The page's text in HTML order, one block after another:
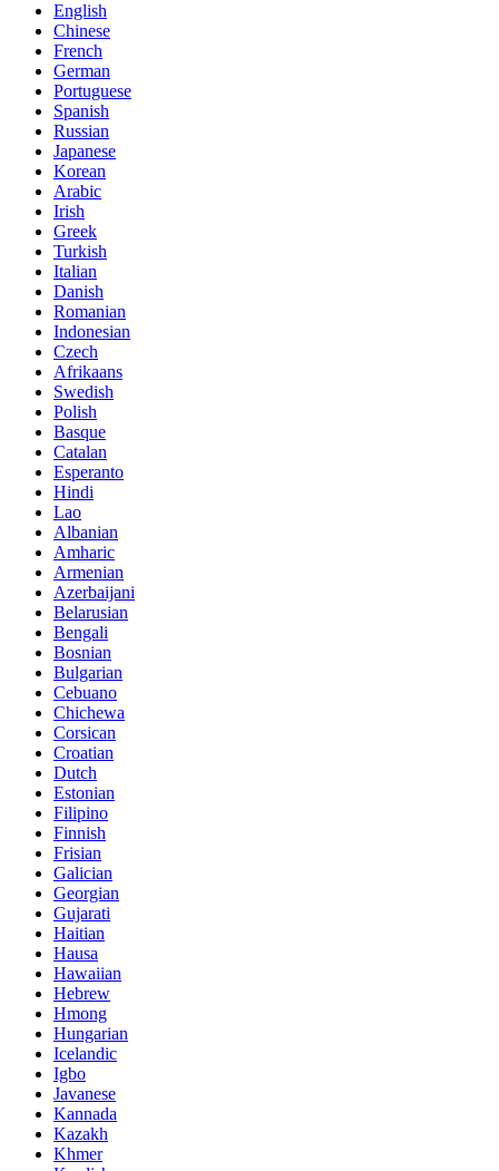
English
Chinese
French
German
Portuguese
Spanish
Russian
Japanese
Korean
Arabic
Irish
Greek
Turkish
Italian
Danish
Romanian
Indonesian
Czech
Afrikaans
Swedish
Polish
Basque
Catalan
Esperanto
Hindi
Lao
Albanian
Amharic
Armenian
Azerbaijani
Belarusian
Bengali
Bosnian
Bulgarian
Cebuano
Chichewa
Corsican
Croatian
Dutch
Estonian
Filipino
Finnish
Frisian
Galician
Georgian
Gujarati
Haitian
Hausa
Hawaiian
Hebrew
Hmong
Hungarian
Icelandic
Igbo
Javanese
Kannada
Kazakh
Khmer